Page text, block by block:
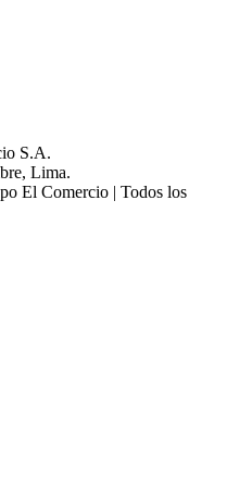
S.A.
Lima.
El Comercio | Todos los